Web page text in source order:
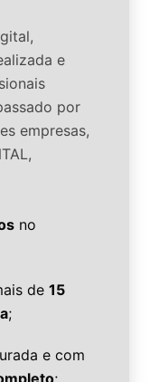
e
por
empresas,
no
de 15
;
e com
;